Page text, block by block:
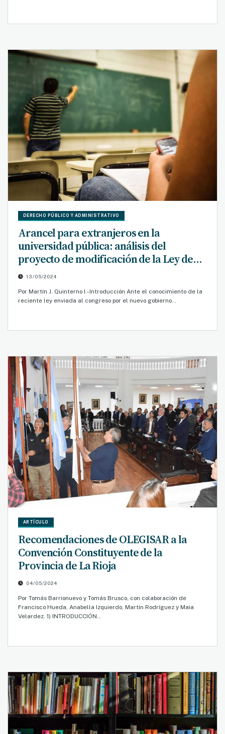
DERECHO PÚBLICO Y ADMINISTRATIVO
Arancel para extranjeros en la
universidad pública: análisis del
proyecto de modificación de la Ley de
Educación Superior
13/05/2024
Por Martín J. Quinterno I.- Introducción Ante el conocimiento de la
reciente ley enviada al congreso por el nuevo gobierno…
ARTÍCULO
Recomendaciones de OLEGISAR a la
Convención Constituyente de la
Provincia de La Rioja
04/05/2024
Por Tomás Barrionuevo y Tomás Brusco, con colaboración de
Francisco Hueda, Anabella Izquierdo, Martín Rodríguez y Maia
Velardez. 1) INTRODUCCIÓN…